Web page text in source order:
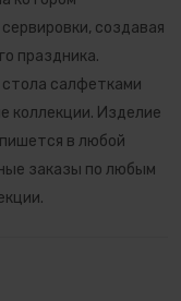
создавая
праздника.
салфетками
коллекции. Изделие
в любой
заказы по любым